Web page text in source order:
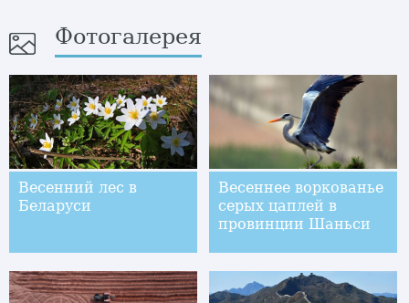
Фотогалерея
Весенний лес в
Беларуси
Весеннее воркованье
серых цаплей в
провинции Шаньси